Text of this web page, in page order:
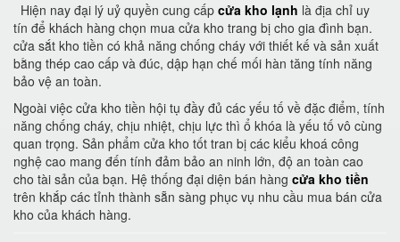
Hiện nay đại lý uỷ quyền cung cấp cửa kho lạnh là địa chỉ uy
tín để khách hàng chọn mua cửa kho trang bị cho gia đình bạn.
cửa sắt kho tiền có khả năng chống cháy với thiết kế và sản xuất
bằng thép cao cấp và đúc, dập hạn chế mối hàn tăng tính năng
bảo vệ an toàn.
Ngoài việc cửa kho tiền hội tụ đầy đủ các yếu tố về đặc điểm, tính
năng chống cháy, chịu nhiệt, chịu lực thì ổ khóa là yếu tố vô cùng
quan trọng. Sản phẩm cửa kho tốt tran bị các kiểu khoá công
nghệ cao mang đến tính đảm bảo an ninh lớn, độ an toàn cao
cho tài sản của bạn. Hệ thống đại diện bán hàng cửa kho tiền
trên khắp các tỉnh thành sẵn sàng phục vụ nhu cầu mua bán cửa
kho của khách hàng.